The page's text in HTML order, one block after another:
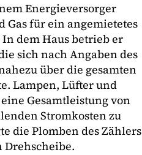
Energieversorger
Gas für ein angemietetes
dem Haus betrieb er
sich nach Angaben des
über die gesamten
Lampen, Lüfter und
Gesamtleistung von
Stromkosten zu
die Plomben des Zählers
Drehscheibe.